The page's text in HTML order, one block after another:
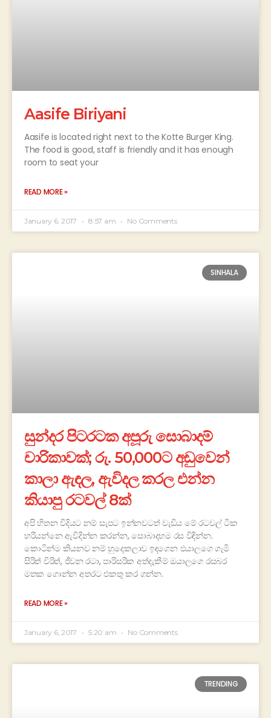
Aasife Biriyani
Aasife is located right next to the Kotte Burger King.
The food is good, staff is friendly and it has enough
room to seat your
READ MORE »
January 6, 2017 8:57 am No Comments
SINHALA
සුන්දර පිටරටක අපූරු සොබාදම්
චාරිකාවක්; රු. 50,000ට අඩුවෙන්
කාලා ඇඳල, ඇවිදල කරල එන්න
කියාපු රටවල් 8ක්
අපි හිතන විදියට නම් සැපට ඉන්නවටත් වැඩිය මේ රටවල් ටික
හරියන්නෙ ඇවිදින්න කරන්න, සොබාදහම රස විඳින්න.
කොටින්ම කියනව නම් හුදෙකලාව ඉඳගෙන එයාලගෙ ගැමි
සිරිත් විරිත්, ජීවන රටා, පාරිසරික අත්දැකීම් ඔයාලගෙ රසබර
මතක ගොන්න අතරට එකතු කර ගන්න.
READ MORE »
January 6, 2017 5:20 am No Comments
TRENDING